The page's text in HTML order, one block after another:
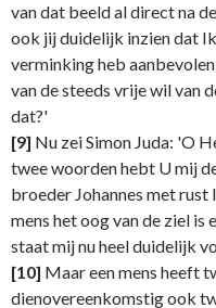
van dat beeld al direct na
ook jij duidelijk inzien dat
verminking heb
van de steeds vrije wil van
dat?'
[9] Nu zei Simon Juda: 'O
twee woorden hebt U mij
broeder Johannes met rust
mens het oog van de ziel is
staat mij nu heel duidelijk
[10] Maar een mens heeft
dienovereenkomstig ook